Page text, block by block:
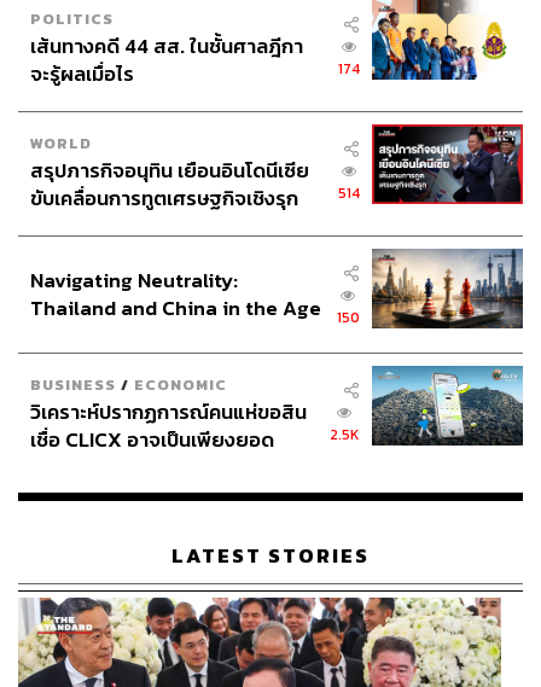
POLITICS
เส้นทางคดี 44 สส. ในชั้นศาลฎีกา
จะรู้ผลเมื่อไร
174
WORLD
สรุปภารกิจอนุทิน เยือนอินโดนีเซีย
ขับเคลื่อนการทูตเศรษฐกิจเชิงรุก
514
Navigating Neutrality:
Thailand and China in the Age
150
BUSINESS / ECONOMIC
วิเคราะห์ปรากฏการณ์คนแห่ขอสิน
เชื่อ CLICX อาจเป็นเพียงยอด
เรือนไทยที่ถูกซุกไว้
2.5K
LATEST STORIES